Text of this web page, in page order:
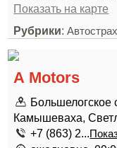
Показать на карте
Рубрики:
А Motors
Большелогское
Камышеваха,
+7 (863) 2...